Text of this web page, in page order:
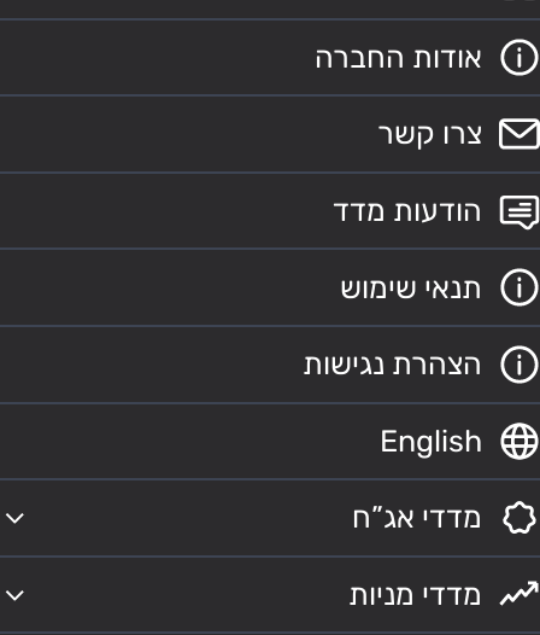
אודות החברה
צרו קשר
הודעות מדד
תנאי שימוש
הצהרת נגישות
English
מדדי אג”ח
מדדי מניות